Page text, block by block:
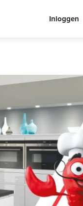
Inloggen